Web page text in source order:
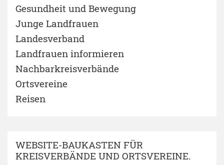
Gesundheit und Bewegung
Junge Landfrauen
Landesverband
Landfrauen informieren
Nachbarkreisverbände
Ortsvereine
Reisen
WEBSITE-BAUKASTEN FÜR
KREISVERBÄNDE UND ORTSVEREINE.